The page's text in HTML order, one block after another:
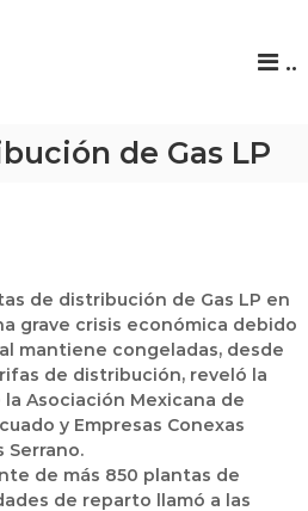
..
de Gas LP
de distribución de Gas LP en
grave crisis económica debido
mantiene congeladas, desde
de distribución, reveló la
Asociación Mexicana de
y Empresas Conexas
Serrano.
de más 850 plantas de
de reparto llamó a las